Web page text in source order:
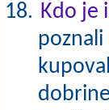
Kdo je
poznali